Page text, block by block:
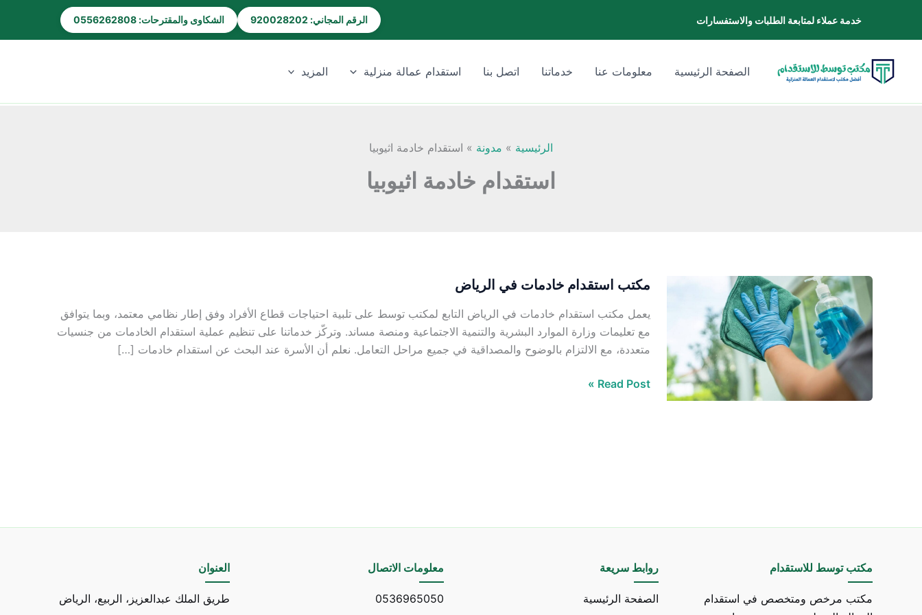
خدمة عملاء لمتابعة الطلبات والاستفسارات الرقم المجاني: 920028202 الشكاوى والمقترحات: 0556262808
المحتوى
الصفحة الرئيسية
معلومات عنا خدماتنا اتصل بنا استقدام عمالة منزلية المزيد
الرئيسية مدونة استقدام خادمة اثيوبيا
استقدام خادمة اثيوبيا
مكتب استقدام خادمات في الرياض
يعمل مكتب استقدام خادمات في الرياض التابع لمكتب توسط على تلبية احتياجات قطاع الأفراد وفق إطار نظامي معتمد، وبما يتوافق
مع تعليمات وزارة الموارد البشرية والتنمية الاجتماعية ومنصة مساند. وتركّز خدماتنا على تنظيم عملية استقدام الخادمات من جنسيات
متعددة، مع الالتزام بالوضوح والمصداقية في جميع مراحل التعامل. نعلم أن الأسرة عند البحث عن استقدام خادمات […]
مكتب
خادمات
في
الرياض
Read Post »
مكتب توسط للاستقدام
مكتب مرخص ومتخصص في استقدام
روابط سريعة
الصفحة الرئيسية
معلومات الاتصال
0536965050
العنوان
طريق الملك عبدالعزيز، الربيع، الرياض